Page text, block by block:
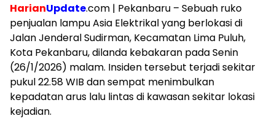
HarianUpdate.com | Pekanbaru – Sebuah ruko
penjualan lampu Asia Elektrikal yang berlokasi di
Jalan Jenderal Sudirman, Kecamatan Lima Puluh,
Kota Pekanbaru, dilanda kebakaran pada Senin
(26/1/2026) malam. Insiden tersebut terjadi sekitar
pukul 22.58 WIB dan sempat menimbulkan
kepadatan arus lalu lintas di kawasan sekitar lokasi
kejadian.